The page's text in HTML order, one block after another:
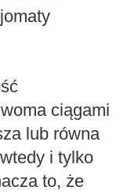
ciągami
lub równa
wtedy i tylko
to, że